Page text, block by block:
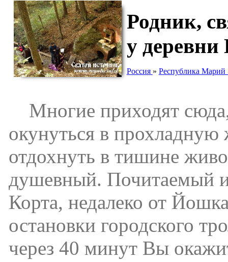
Родник,
у деревни
Россия » Республика Марий
Многие приходят
окунуться в
отдохнуть в тишине
душевный. Почитаемый
Корта, недалеко от
остановки городского
через 40 минут Вы